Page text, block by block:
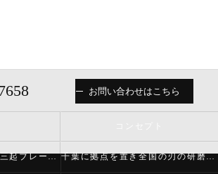
お問い合わせはこちら
千葉の研磨・再研磨「三起ブレード株式会社」について 千葉に拠点を置き全国の刃の研磨・再研磨をする「三起ブレード株式会社」が必要とされる理由